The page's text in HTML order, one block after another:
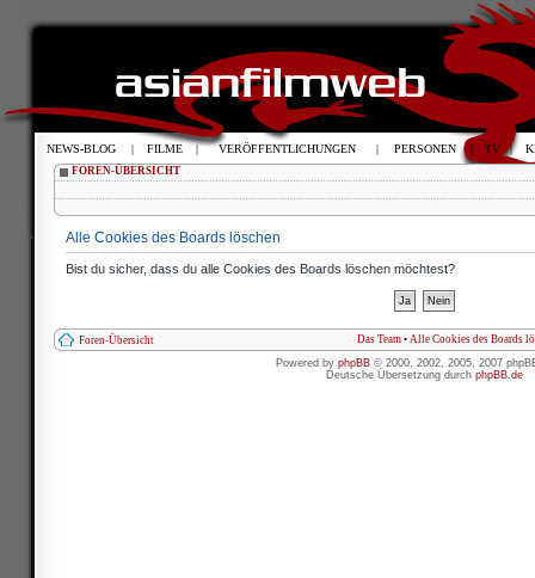
FOREN-ÜBERSICHT
Alle Cookies des Boards löschen
Bist du sicher, dass du alle Cookies des Boards löschen möchtest?
Foren-Übersicht Das Team • Alle Cookies des Boards
Powered by phpBB © 2000, 2002, 2005, 2007
Deutsche Übersetzung durch phpBB.de
NEWS-BLOG | FILME | VERÖFFENTLICHUNGEN | PERSONEN | TV |